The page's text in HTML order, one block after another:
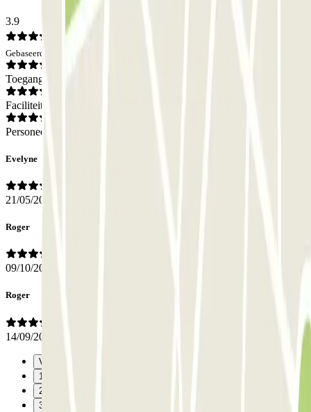
3.9
Gebaseerd op 9 meningen
Toegang
Faciliteiten
Personeel
Evelyne
21/05/2024
Roger
09/10/2023
Roger
14/09/2023
Vorige
1
2
3